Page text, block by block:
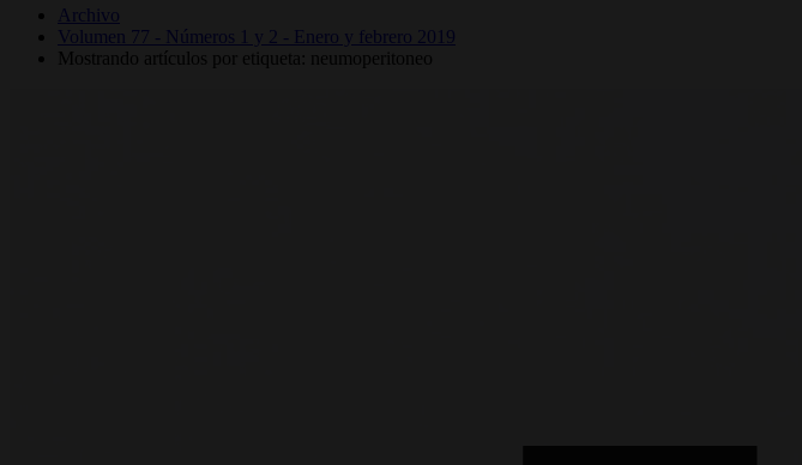
Archivo
Volumen 77 - Números 1 y 2 - Enero y febrero 2019
Mostrando artículos por etiqueta: neumoperitoneo